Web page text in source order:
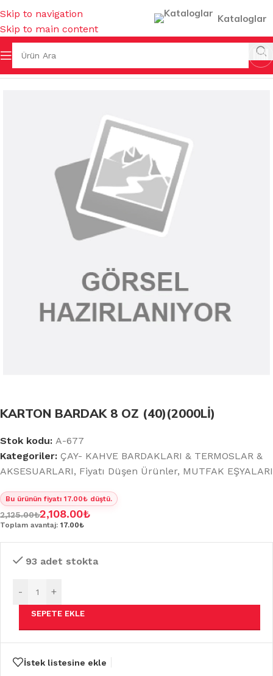
Skip to navigation
Skip to main content
Kataloglar
KAHVE BARDAKLARI & TERMOSLAR & AKSESUARLARI
KARTON BARDAK 8 OZ (40)(2000Lİ)
Stok kodu: A-677
Kategoriler: ÇAY- KAHVE BARDAKLARI & TERMOSLAR &
AKSESUARLARI, Fiyatı Düşen Ürünler, MUTFAK EŞYALARI
Bu ürünün fiyatı 17.00₺ düştü.
2,125.00₺2,108.00₺
Toplam avantaj: 17.00₺
93 adet stokta
- +
SEPETE EKLE
İstek listesine ekle